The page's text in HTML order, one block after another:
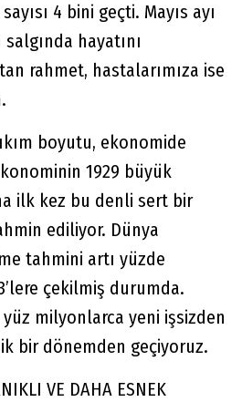
4 bini geçti. Mayıs ayı
hayatını
rahmet, hastalarımıza ise
boyutu, ekonomide
1929 büyük
ilk kez bu denli sert bir
ediliyor. Dünya
tahmini artı yüzde
çekilmiş durumda.
milyonlarca yeni işsizden
bir dönemden geçiyoruz.
VE DAHA ESNEK